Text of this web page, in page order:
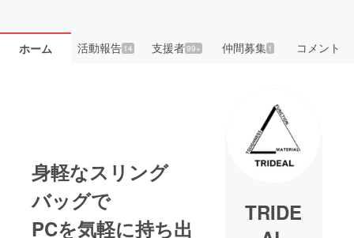
ホーム 活動報告14 支援者99+ 仲間募集 1 コメント
身軽なスリング
バッグで
PCを気軽に持ち出
TRIDE